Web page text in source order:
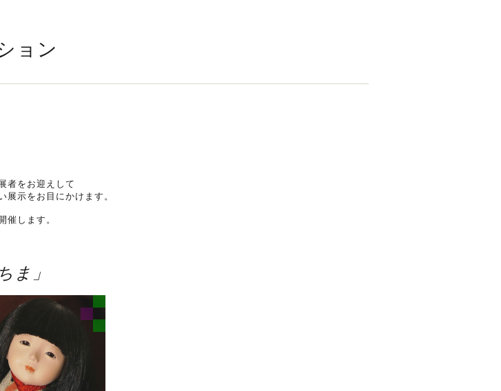
ョン
者をお迎えして
展示をお目にかけます。
催します。
ま」